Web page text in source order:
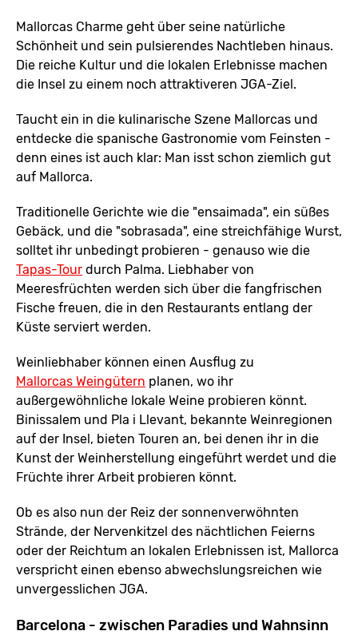
Mallorcas Charme geht über seine natürliche
Schönheit und sein pulsierendes Nachtleben hinaus.
Die reiche Kultur und die lokalen Erlebnisse machen
die Insel zu einem noch attraktiveren JGA-Ziel.
Taucht ein in die kulinarische Szene Mallorcas und
entdecke die spanische Gastronomie vom Feinsten -
denn eines ist auch klar: Man isst schon ziemlich gut
auf Mallorca.
Traditionelle Gerichte wie die "ensaimada", ein süßes
Gebäck, und die "sobrasada", eine streichfähige Wurst,
solltet ihr unbedingt probieren - genauso wie die
Tapas-Tour durch Palma. Liebhaber von
Meeresfrüchten werden sich über die fangfrischen
Fische freuen, die in den Restaurants entlang der
Küste serviert werden.
Weinliebhaber können einen Ausflug zu
Mallorcas Weingütern planen, wo ihr
außergewöhnliche lokale Weine probieren könnt.
Binissalem und Pla i Llevant, bekannte Weinregionen
auf der Insel, bieten Touren an, bei denen ihr in die
Kunst der Weinherstellung eingeführt werdet und die
Früchte ihrer Arbeit probieren könnt.
Ob es also nun der Reiz der sonnenverwöhnten
Strände, der Nervenkitzel des nächtlichen Feierns
oder der Reichtum an lokalen Erlebnissen ist, Mallorca
verspricht einen ebenso abwechslungsreichen wie
unvergesslichen JGA.
Barcelona - zwischen Paradies und Wahnsinn